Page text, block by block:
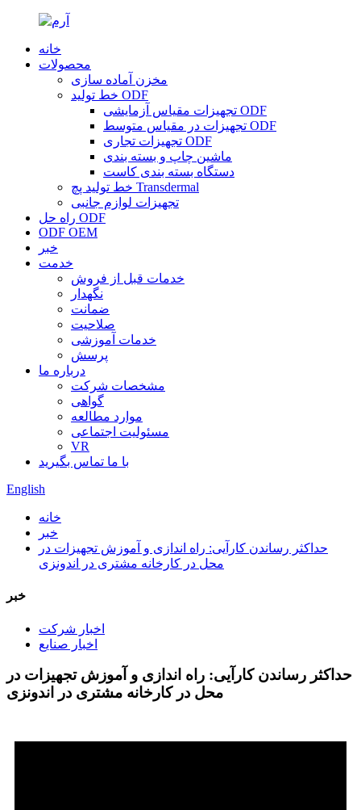
خانه
محصولات
مخزن آماده سازی
خط تولید ODF
تجهیزات مقیاس آزمایشی ODF
تجهیزات در مقیاس متوسط ​​ODF
تجهیزات تجاری ODF
ماشین چاپ و بسته بندی
دستگاه بسته بندی کاست
خط تولید پچ Transdermal
تجهیزات لوازم جانبی
راه حل ODF
ODF OEM
خبر
خدمت
خدمات قبل از فروش
نگهدار
ضمانت
صلاحیت
خدمات آموزشی
پرسش
درباره ما
مشخصات شرکت
گواهی
موارد مطالعه
مسئولیت اجتماعی
VR
با ما تماس بگیرید
English
خانه
خبر
حداکثر رساندن کارآیی: راه اندازی و آموزش تجهیزات در
محل در کارخانه مشتری در اندونزی
خبر
اخبار شرکت
اخبار صنایع
حداکثر رساندن کارآیی: راه اندازی و آموزش تجهیزات در
محل در کارخانه مشتری در اندونزی